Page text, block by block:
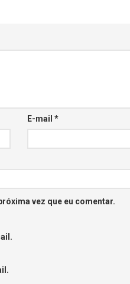
E-mail *
vez que eu comentar.